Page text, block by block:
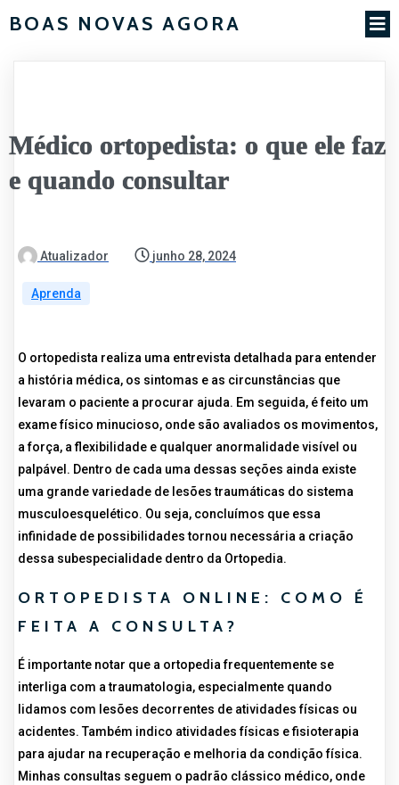
BOAS NOVAS AGORA
Médico ortopedista: o que ele faz
e quando consultar
Atualizador junho 28, 2024
Aprenda
O ortopedista realiza uma entrevista detalhada para entender
a história médica, os sintomas e as circunstâncias que
levaram o paciente a procurar ajuda. Em seguida, é feito um
exame físico minucioso, onde são avaliados os movimentos,
a força, a flexibilidade e qualquer anormalidade visível ou
palpável. Dentro de cada uma dessas seções ainda existe
uma grande variedade de lesões traumáticas do sistema
musculoesquelético. Ou seja, concluímos que essa
infinidade de possibilidades tornou necessária a criação
dessa subespecialidade dentro da Ortopedia.
ORTOPEDISTA ONLINE: COMO É
FEITA A CONSULTA?
É importante notar que a ortopedia frequentemente se
interliga com a traumatologia, especialmente quando
lidamos com lesões decorrentes de atividades físicas ou
acidentes. Também indico atividades físicas e fisioterapia
para ajudar na recuperação e melhoria da condição física.
Minhas consultas seguem o padrão clássico médico, onde